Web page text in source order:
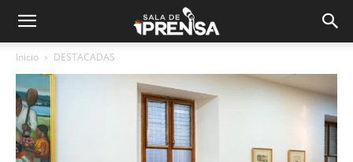
Inicio DESTACADAS